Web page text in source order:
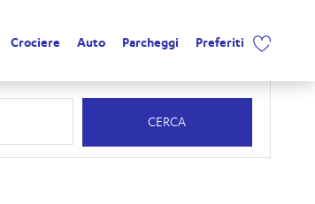
Crociere Auto Parcheggi Preferiti
CERCA